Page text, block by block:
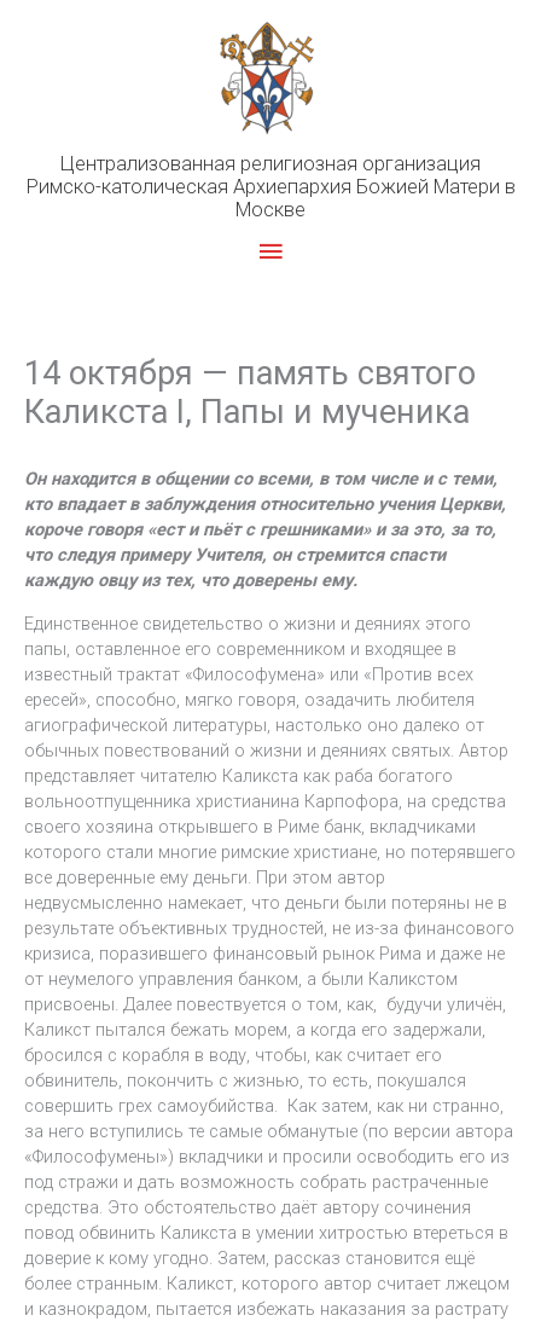
Централизованная религиозная организация
Римско-католическая Архиепархия Божией Матери в
Москве
Главное
14 октября — память святого
Каликста I, Папы и мученика
Он находится в общении со всеми, в том числе и с теми,
кто впадает в заблуждения относительно учения Церкви,
короче говоря «ест и пьёт с грешниками» и за это, за то,
что следуя примеру Учителя, он стремится спасти
каждую овцу из тех, что доверены ему.
Единственное свидетельство о жизни и деяниях этого
папы, оставленное его современником и входящее в
известный трактат «Философумена» или «Против всех
ересей», способно, мягко говоря, озадачить любителя
агиографической литературы, настолько оно далеко от
обычных повествований о жизни и деяниях святых. Автор
представляет читателю Каликста как раба богатого
вольноотпущенника христианина Карпофора, на средства
своего хозяина открывшего в Риме банк, вкладчиками
которого стали многие римские христиане, но потерявшего
все доверенные ему деньги. При этом автор
недвусмысленно намекает, что деньги были потеряны не в
результате объективных трудностей, не из-за финансового
кризиса, поразившего финансовый рынок Рима и даже не
от неумелого управления банком, а были Каликстом
присвоены. Далее повествуется о том, как, будучи уличён,
Каликст пытался бежать морем, а когда его задержали,
бросился с корабля в воду, чтобы, как считает его
обвинитель, покончить с жизнью, то есть, покушался
совершить грех самоубийства. Как затем, как ни странно,
за него вступились те самые обманутые (по версии автора
«Философумены») вкладчики и просили освободить его из
под стражи и дать возможность собрать растраченные
средства. Это обстоятельство даёт автору сочинения
повод обвинить Каликста в умении хитростью втереться в
доверие к кому угодно. Затем, рассказ становится ещё
более странным. Каликст, которого автор считает лжецом
и казнокрадом, пытается избежать наказания за растрату